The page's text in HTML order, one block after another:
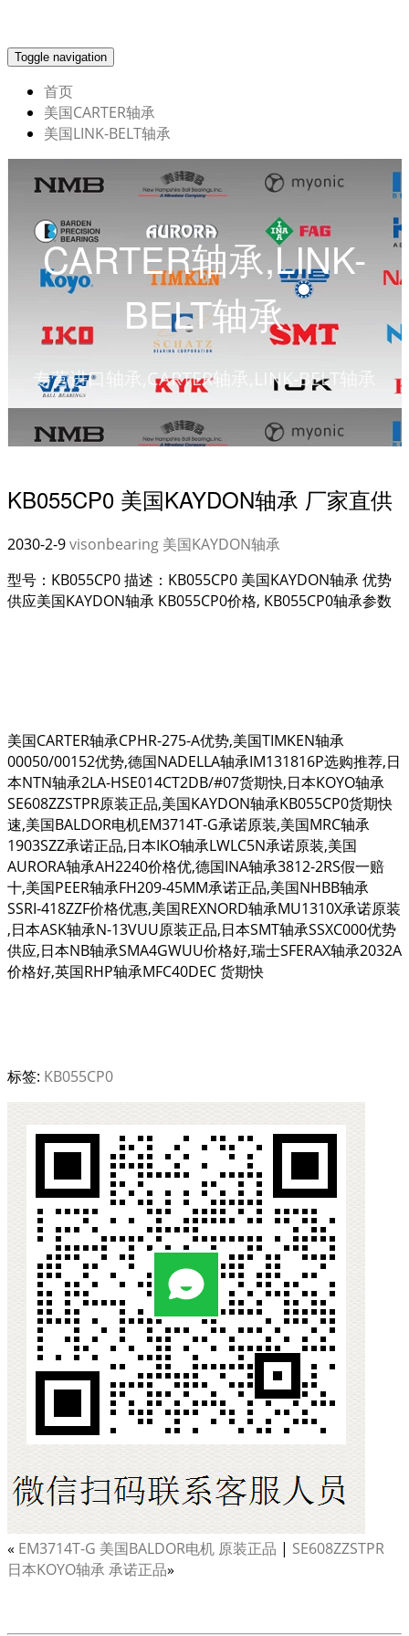
Toggle navigation
首页
美国CARTER轴承
美国LINK-BELT轴承
CARTER轴承,LINK-
BELT轴承
专营进口轴承,CARTER轴承,LINK-BELT轴承
KB055CP0 美国KAYDON轴承 厂家直供
2030-2-9visonbearing 美国KAYDON轴承
型号：KB055CP0 描述：KB055CP0 美国KAYDON轴承 优势
供应美国KAYDON轴承 KB055CP0价格, KB055CP0轴承参数
美国CARTER轴承CPHR-275-A优势,美国TIMKEN轴承
00050/00152优势,德国NADELLA轴承IM131816P选购推荐,日
本NTN轴承2LA-HSE014CT2DB/#07货期快,日本KOYO轴承
SE608ZZSTPR原装正品,美国KAYDON轴承KB055CP0货期快
速,美国BALDOR电机EM3714T-G承诺原装,美国MRC轴承
1903SZZ承诺正品,日本IKO轴承LWLC5N承诺原装,美国
AURORA轴承AH2240价格优,德国INA轴承3812-2RS假一赔
十,美国PEER轴承FH209-45MM承诺正品,美国NHBB轴承
SSRI-418ZZF价格优惠,美国REXNORD轴承MU1310X承诺原装
,日本ASK轴承N-13VUU原装正品,日本SMT轴承SSXC000优势
供应,日本NB轴承SMA4GWUU价格好,瑞士SFERAX轴承2032A
价格好,英国RHP轴承MFC40DEC 货期快
标签: KB055CP0
« EM3714T-G 美国BALDOR电机 原装正品 | SE608ZZSTPR
日本KOYO轴承 承诺正品»